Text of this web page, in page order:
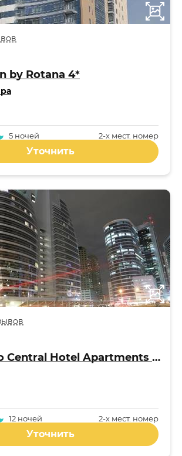
by Rotana 4*
2-x мест. номер
5 ночей
Уточнить
Auris Metro Central Hotel Apartments 4*
2-x мест. номер
12 ночей
Уточнить